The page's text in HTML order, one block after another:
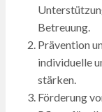
Betreuung.
Prävention
individuelle
stärken.
Förderung